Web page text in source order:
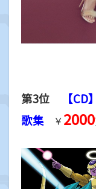
第3位
【
歌集 ￥2000